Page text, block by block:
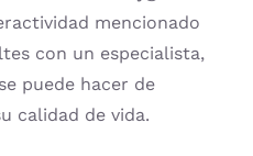
mencionado
con un especialista,
puede hacer de
calidad de vida.